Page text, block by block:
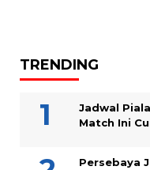
TRENDING
Jadwal
Match Ini
Persebaya